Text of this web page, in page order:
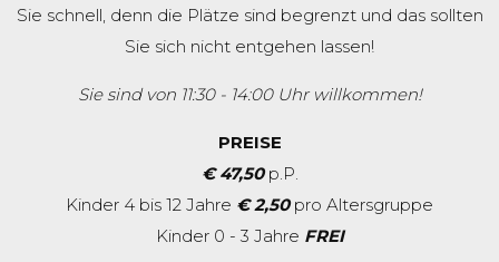
Sie schnell, denn die Plätze sind begrenzt und das sollten
Sie sich nicht entgehen lassen!
Sie sind von 11:30 - 14:00 Uhr willkommen!
PREISE
€ 47,50p.P.
Kinder 4 bis 12 Jahre € 2,50pro Altersgruppe
Kinder 0 - 3 Jahre FREI